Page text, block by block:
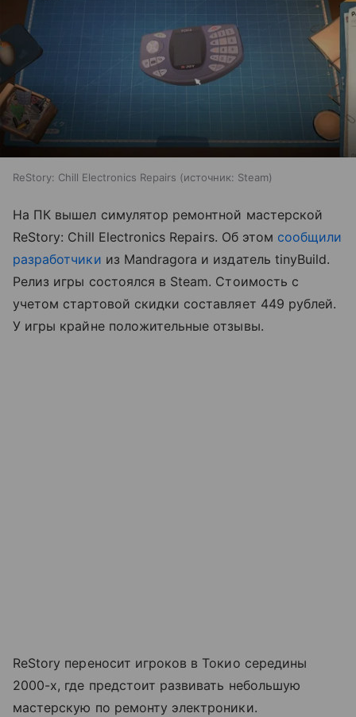
ReStory: Chill Electronics Repairs источник: Steam
На ПК вышел симулятор ремонтной мастерской
ReStory: Chill Electronics Repairs. Об этом сообщили
разработчики из Mandragora и издатель tinyBuild.
Релиз игры состоялся в Steam. Стоимость с
учетом стартовой скидки составляет 449 рублей.
У игры крайне положительные отзывы.
ReStory переносит игроков в Токио середины
2000-х, где предстоит развивать небольшую
мастерскую по ремонту электроники.